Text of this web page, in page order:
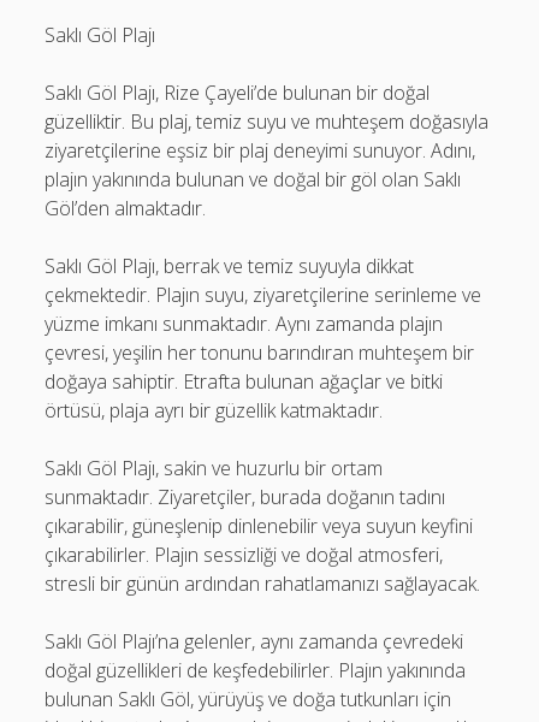
Saklı Göl Plajı
Saklı Göl Plajı, Rize Çayeli’de bulunan bir doğal
güzelliktir. Bu plaj, temiz suyu ve muhteşem doğasıyla
ziyaretçilerine eşsiz bir plaj deneyimi sunuyor. Adını,
plajın yakınında bulunan ve doğal bir göl olan Saklı
Göl’den almaktadır.
Saklı Göl Plajı, berrak ve temiz suyuyla dikkat
çekmektedir. Plajın suyu, ziyaretçilerine serinleme ve
yüzme imkanı sunmaktadır. Aynı zamanda plajın
çevresi, yeşilin her tonunu barındıran muhteşem bir
doğaya sahiptir. Etrafta bulunan ağaçlar ve bitki
örtüsü, plaja ayrı bir güzellik katmaktadır.
Saklı Göl Plajı, sakin ve huzurlu bir ortam
sunmaktadır. Ziyaretçiler, burada doğanın tadını
çıkarabilir, güneşlenip dinlenebilir veya suyun keyfini
çıkarabilirler. Plajın sessizliği ve doğal atmosferi,
stresli bir günün ardından rahatlamanızı sağlayacak.
Saklı Göl Plajı’na gelenler, aynı zamanda çevredeki
doğal güzellikleri de keşfedebilirler. Plajın yakınında
bulunan Saklı Göl, yürüyüş ve doğa tutkunları için